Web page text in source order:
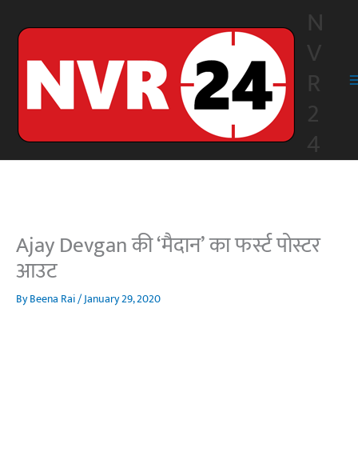
N
V
R
2
4
Ajay Devgan की ‘मैदान’ का फर्स्ट पोस्टर
आउट
ByBeena Rai/January 29, 2020